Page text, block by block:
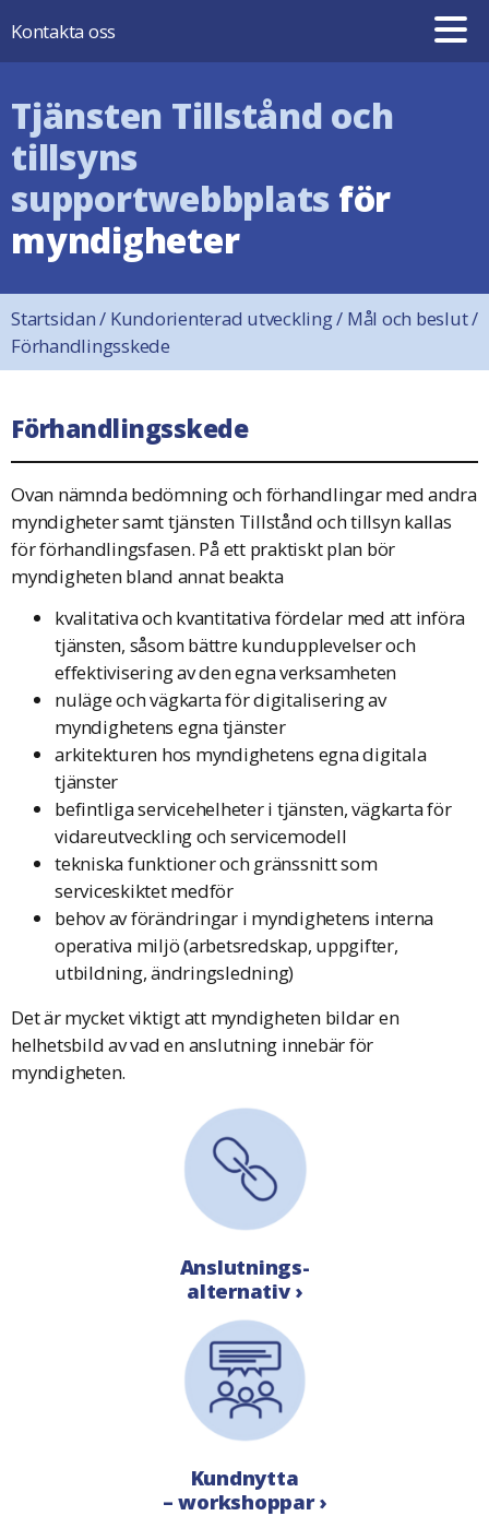
Kontakta oss
Tjänsten Tillstånd och
tillsyns
supportwebbplats för
myndigheter
Startsidan/ Kundorienterad utveckling/ Mål och beslut/
Förhandlingsskede
Förhandlingsskede
Ovan nämnda bedömning och förhandlingar med andra
myndigheter samt tjänsten Tillstånd och tillsyn kallas
för förhandlingsfasen. På ett praktiskt plan bör
myndigheten bland annat beakta
kvalitativa och kvantitativa fördelar med att införa
tjänsten, såsom bättre kundupplevelser och
effektivisering av den egna verksamheten
nuläge och vägkarta för digitalisering av
myndighetens egna tjänster
arkitekturen hos myndighetens egna digitala
tjänster
befintliga servicehelheter i tjänsten, vägkarta för
vidareutveckling och servicemodell
tekniska funktioner och gränssnitt som
serviceskiktet medför
behov av förändringar i myndighetens interna
operativa miljö (arbetsredskap, uppgifter,
utbildning, ändringsledning)
Det är mycket viktigt att myndigheten bildar en
helhetsbild av vad en anslutning innebär för
myndigheten.
Anslutnings-
alternativ ›
Kundnytta
– workshoppar ›